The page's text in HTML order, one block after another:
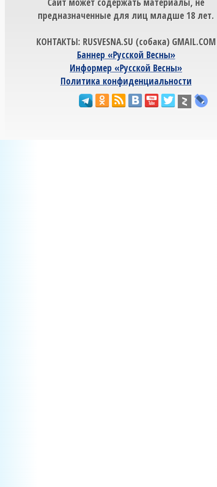
предназначенные для лиц младше 18 лет.
КОНТАКТЫ: RUSVESNA.SU (собака) GMAIL.COM
Баннер «Русской Весны»
Информер «Русской Весны»
Политика конфиденциальности